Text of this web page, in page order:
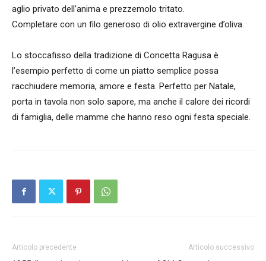
aglio privato dell’anima e prezzemolo tritato.
Completare con un filo generoso di olio extravergine d’oliva.
Lo stoccafisso della tradizione di Concetta Ragusa è
l’esempio perfetto di come un piatto semplice possa
racchiudere memoria, amore e festa. Perfetto per Natale,
porta in tavola non solo sapore, ma anche il calore dei ricordi
di famiglia, delle mamme che hanno reso ogni festa speciale.
Articolo precedente Articolo successivo